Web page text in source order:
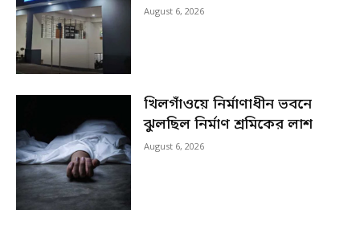
August 6, 2026
খিলগাঁওয়ে নির্মাণাধীন ভবনে
ঝুলছিল নির্মাণ শ্রমিকের লাশ
August 6, 2026